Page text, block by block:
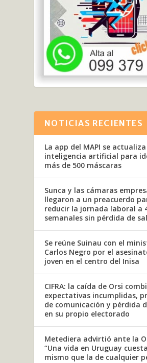
NOTICIAS RECIENTES
La app del MAPI se
inteligencia artificial para
más de 500 máscaras
Sunca y las cámaras
llegaron a un preacuerdo
reducir la jornada laboral a
semanales sin pérdida de
Se reúne Suinau con el
Carlos Negro por el
joven en el centro del Inisa
CIFRA: la caída de Orsi
expectativas incumplidas,
de comunicación y pérdida
en su propio electorado
Metediera advirtió ante la
“Una vida en Uruguay
mismo que la de cualquier